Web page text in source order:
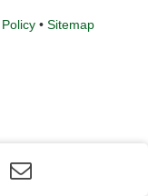
• Sitemap